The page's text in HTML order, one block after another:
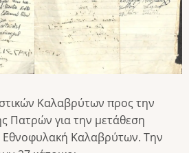
Καλαβρύτων προς την
Πατρών για την μετάθεση
Εθνοφυλακή Καλαβρύτων. Την